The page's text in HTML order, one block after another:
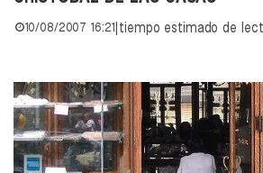
10/08/2007 16:21 tiempo estimado de